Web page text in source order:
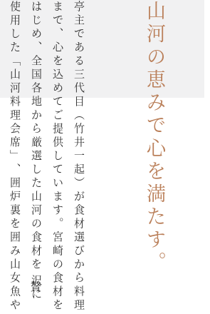
亭主である三代目（竹井一起）が食材選びから料理
まで、心を込めてご提供しています。宮崎の食材を
はじめ、全国各地から厳選した山河の食材を贅沢に
使用した「山河料理会席」、囲炉裏を囲み山女魚や 山河の恵みで心を満たす。